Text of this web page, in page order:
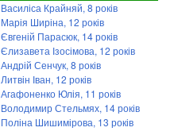
Василіса Крайняй, 8 років
Марія Ширіна, 12 років
Євгеній Парасюк, 14 років
Єлизавета Ізосімова, 12 років
Андрій Сенчук, 8 років
Литвін Іван, 12 років
Агафоненко Юлія, 11 років
Володимир Стельмях, 14 років
Поліна Шишимірова, 13 років